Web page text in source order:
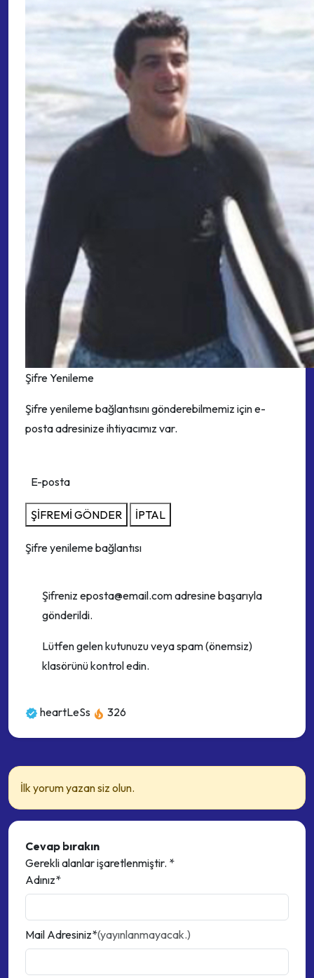
Şifre Yenileme
Şifre yenileme bağlantısını gönderebilmemiz için e-
posta adresinize ihtiyacımız var.
E-posta
ŞİFREMİ GÖNDER İPTAL
Şifre yenileme bağlantısı
Şifreniz eposta@email.com adresine başarıyla
gönderildi.
Lütfen gelen kutunuzu veya spam (önemsiz)
klasörünü kontrol edin.
heartLeSs 326
İlk yorum yazan siz olun.
Cevap bırakın
Gerekli alanlar işaretlenmiştir. *
Adınız*
Mail Adresiniz*(yayınlanmayacak.)